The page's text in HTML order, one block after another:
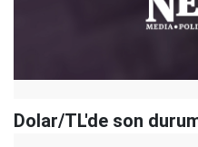
Dolar/TL'de son